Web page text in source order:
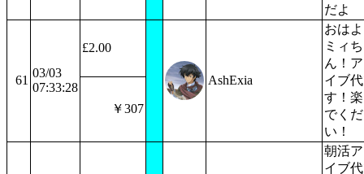
だよ
61
03/03
07:33:28
£2.00
AshExia
おは
ミィ
ん！
イブ
す！
でく
い！
￥307
朝活
イブ